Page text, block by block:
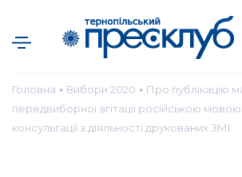
Головна ● Вибори 2020 ● Про публікацію
передвиборної агітації російською
консультації з діяльності друкованих ЗМІ